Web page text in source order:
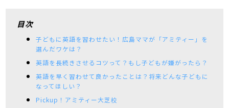
目次
子どもに英語を習わせたい！広島ママが「アミティー」を
選んだワケは？
英語を長続きさせるコツって？もし子どもが嫌がったら？
英語を早く習わせて良かったことは？将来どんな子どもに
なってほしい？
Pickup！アミティー大芝校